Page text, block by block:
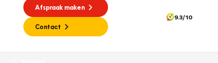
Afspraak maken
Contact
9.3/10